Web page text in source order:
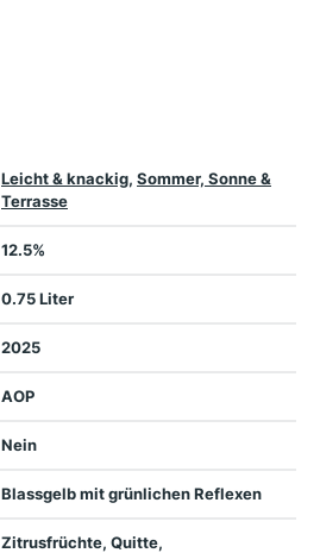
Leicht & knackig, Sommer, Sonne &
Terrasse
12.5%
0.75 Liter
2025
AOP
Nein
Blassgelb mit grünlichen Reflexen
Zitrusfrüchte, Quitte,